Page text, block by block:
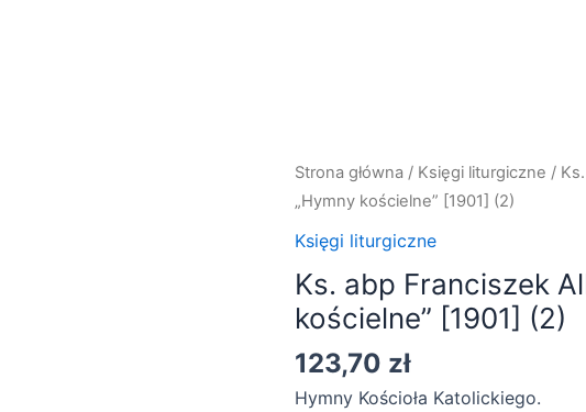
Strona główna / Księgi liturgiczne /
„Hymny kościelne” [1901] (2)
Księgi liturgiczne
Ks. abp Franciszek
kościelne” [1901] (2)
123,70 zł
Hymny Kościoła Katolickiego.
ilość
Ks.
abp
Franciszek
Albin
Symon,
kościelne"
[1901]